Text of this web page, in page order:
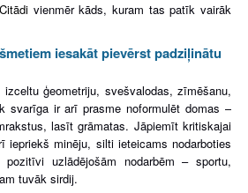
Citādi vienmēr kāds, kuram tas patīk vairāk
iesakāt pievērst padziļinātu
ģeometriju, svešvalodas, zīmēšanu,
svarīga ir arī prasme noformulēt domas –
lasīt grāmatas. Jāpiemīt kritiskajai
iepriekš minēju, silti ieteicams nodarboties
uzlādējošām nodarbēm – sportu,
tuvāk sirdij.